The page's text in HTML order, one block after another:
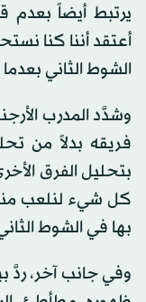
يرتبط أيضاً بعدم
أعتقد أننا كنا
الشوط الثاني
وشدَّد المدرب
فريقه بدلاً من
بتحليل الفرق
كل شيء لنلعب منذ
بها في الشوط
وفي جانب آخر، ردَّ